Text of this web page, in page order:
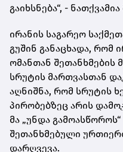
გაიხსნება“, -
ირანის საგარეო
გუშინ განაცხადა, რომ
ომანთან შეთანხმების
სრუტის მართვასთან
აღნიშნა, რომ სრუტის
პირობებზეც არის
მა „უნდა
შეთანხმებული
დარღვევა.